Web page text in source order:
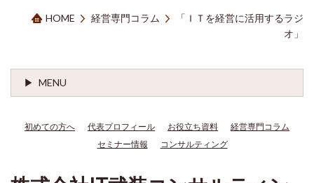
HOME 経営専門コラム
「ＩＴを経営に活用するラジ
オ」
MENU
初めての方へ 代表プロフィール お役立ち資料
経営専門コラム
セミナー情報
コンサルティング